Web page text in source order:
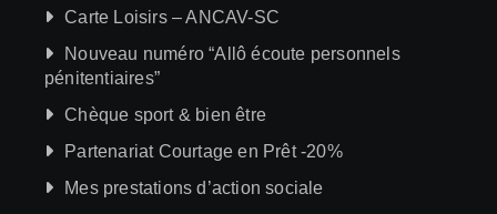
Carte Loisirs – ANCAV-SC
Nouveau numéro “Allô écoute personnels
pénitentiaires”
Chèque sport & bien être
Partenariat Courtage en Prêt -20%
Mes prestations d’action sociale